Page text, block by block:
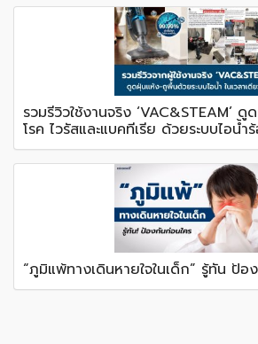
รวมรีวิวใช้งานจริง ‘VAC&STEAM’
โรค ไวรัสและแบคทีเรีย ด้วยระบบไอน้
“ภูมิแพ้ทางเดินหายใจในเด็ก” รู้ทัน ป้อ